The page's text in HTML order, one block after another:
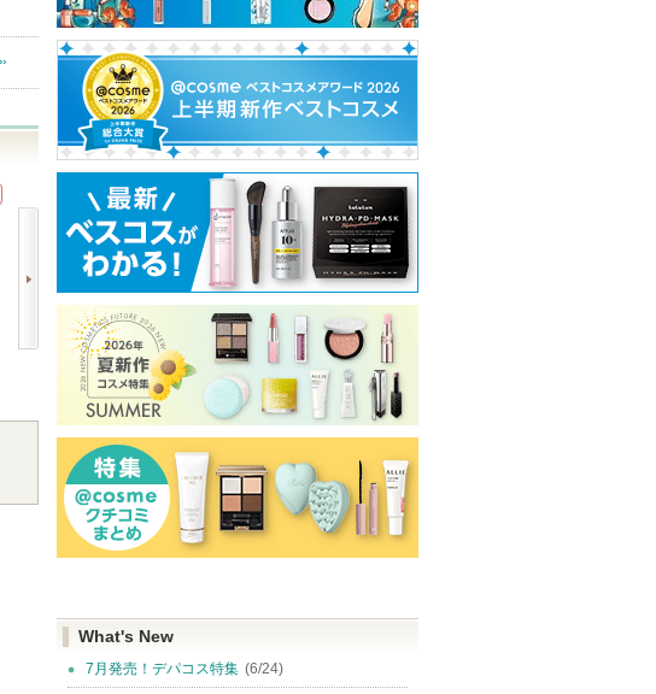
RMK デューイーメルト
リップカラー
ショッピン
グサイトへ
スキンクリア クレンズ
オイル アロマタイプ リ
フレシングシトラスの香
アテニア
アテニアからの
お知らせがあり
ショッピン
プリズム・リーブル
ジバンシイ
ジバンシイから
のお知らせがあ
ります
What's New
7月発売！デパコス特集 (6/24)